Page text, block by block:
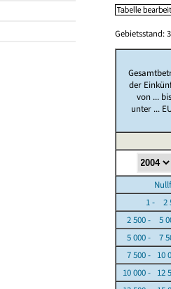
Gebietsstand:
der
von ...
unter ...
1 - 2
2 500 - 5
5 000 - 7
7 500 - 10
10 000 - 12